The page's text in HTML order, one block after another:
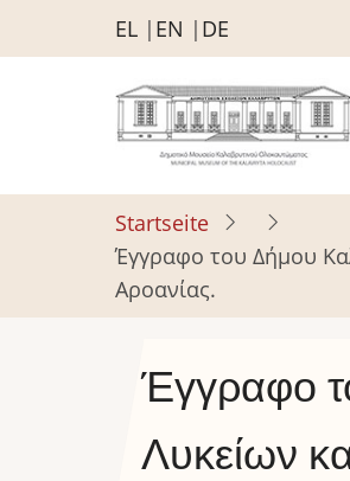
zum
EL EN DE
Startseite
Έγγραφο του Δήμου
Αροανίας.
Έγγραφο
Λυκείων